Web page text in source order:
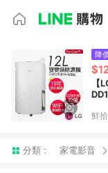
降
【
鮮拾
分類： 家電影音